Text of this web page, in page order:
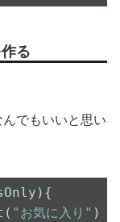
る
でもいいと思い
) {
"お気に入り" )